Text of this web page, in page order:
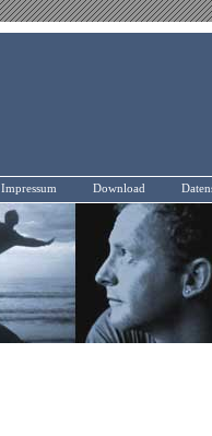
Impressum Download